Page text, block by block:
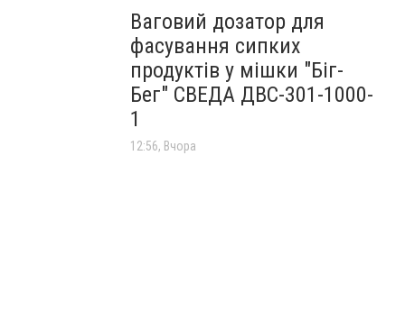
Ваговий дозатор для
фасування сипких
продуктів у мішки "Біг-
Бег" СВЕДА ДВС-301-1000-
1
12:56, Вчора